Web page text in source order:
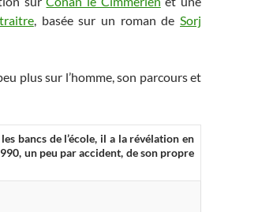
, basée sur un roman deSorj
plus sur l’homme, son parcours et
bancs de l’école, il a la révélation en
un peu par accident, de son propre